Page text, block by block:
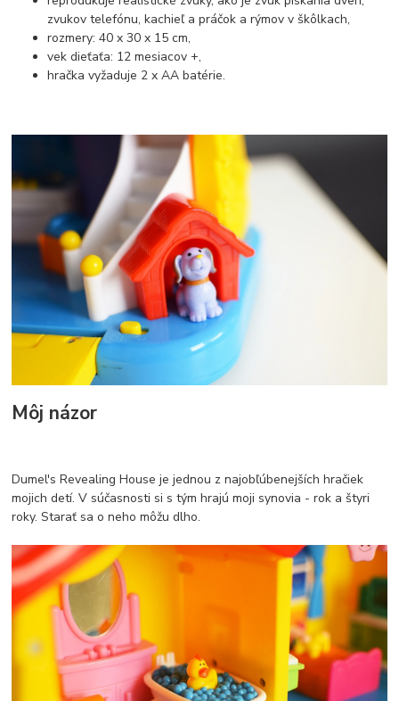
zvukov telefónu, kachieľ a práčok a rýmov v škôlkach,
rozmery: 40 x 30 x 15 cm,
vek dieťaťa: 12 mesiacov +,
hračka vyžaduje 2 x AA batérie.
Môj názor
Dumel's Revealing House je jednou z najobľúbenejších hračiek
mojich detí. V súčasnosti si s tým hrajú moji synovia - rok a štyri
roky. Starať sa o neho môžu dlho.